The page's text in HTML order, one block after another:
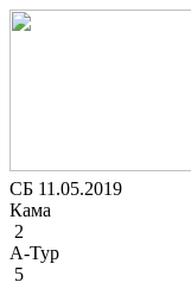
СБ 11.05.2019
Кама
2
А-Тур
5